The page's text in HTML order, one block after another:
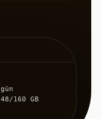
160 GB